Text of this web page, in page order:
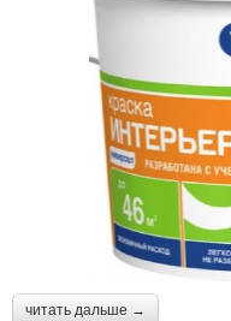
читать дальше →